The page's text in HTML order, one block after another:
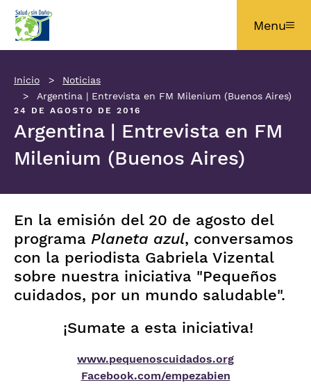
Pasar al contenido principal
Menu
Inicio
Noticias
Argentina | Entrevista en FM Milenium (Buenos Aires)
24 DE AGOSTO DE 2016
Argentina | Entrevista en FM
Milenium (Buenos Aires)
En la emisión del 20 de agosto del
programa Planeta azul, conversamos
con la periodista Gabriela Vizental
sobre nuestra iniciativa "Pequeños
cuidados, por un mundo saludable".
¡Sumate a esta iniciativa!
www.pequenoscuidados.org
Facebook.com/empezabien